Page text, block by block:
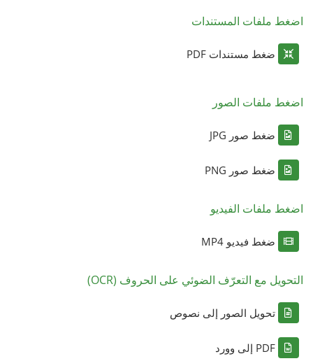
اضغط ملفات المستندات
ضغط مستندات PDF
اضغط ملفات الصور
ضغط صور JPG
ضغط صور PNG
اضغط ملفات الفيديو
ضغط فيديو MP4
التحويل مع التعرّف الضوئي على الحروف (OCR)
تحويل الصور إلى نصوص
PDF إلى وورد